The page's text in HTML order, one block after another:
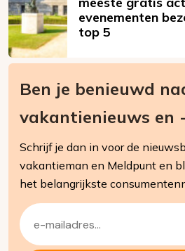
evenementen
top 5
Ben je benieuwd
vakantienieuws en
Schrijf je dan in voor de
vakantieman en Meldpunt en
het belangrijkste
E-
mailadres